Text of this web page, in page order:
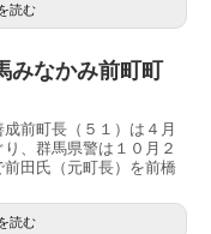
読む
みなかみ前町町
前町長（５１）は４月
、群馬県警は１０月２
田氏（元町長）を前橋
読む